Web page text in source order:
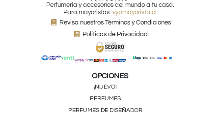
Perfumería y accesorios del mundo a tu casa.
Para mayoristas: vypmayorista.cl
Revisa nuestros Términos y Condiciones
Políticas de Privacidad
OPCIONES
¡NUEVO!
PERFUMES
PERFUMES DE DISEÑADOR